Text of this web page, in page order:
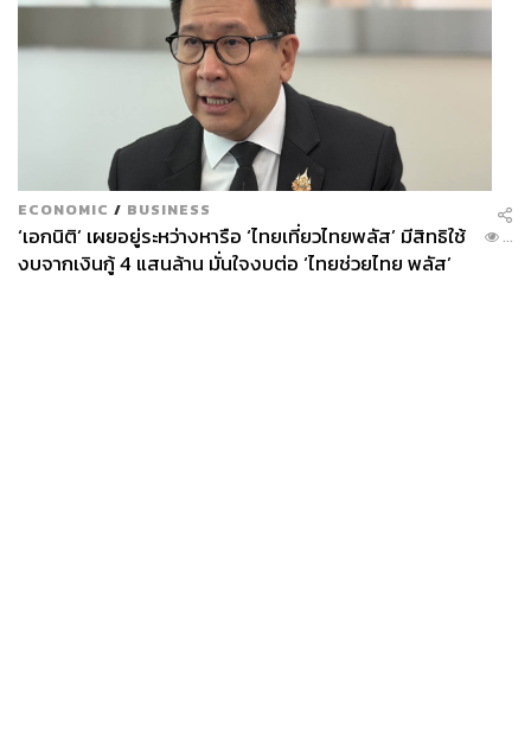
ECONOMIC / BUSINESS
‘เอกนิติ’ เผยอยู่ระหว่างหารือ ‘ไทยเที่ยวไทยพลัส’ มีสิทธิใช้
งบจากเงินกู้ 4 แสนล้าน มั่นใจงบต่อ ‘ไทยช่วยไทย พลัส’
...